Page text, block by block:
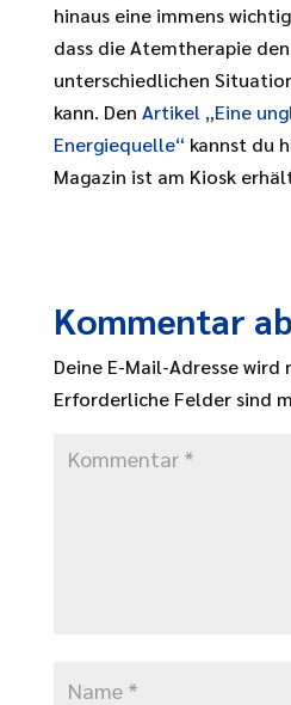
hinaus eine immens
dass die Atemtherapie
unterschiedlichen
kann. Den Artikel „Eine
Energiequelle“ kannst du
Magazin ist am Kiosk
Kommentar
Deine E-Mail-Adresse
Erforderliche Felder sind